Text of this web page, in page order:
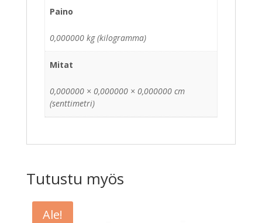
Paino
0,000000 kg (kilogramma)
Mitat
0,000000 × 0,000000 × 0,000000 cm
(senttimetri)
Tutustu myös
Ale!